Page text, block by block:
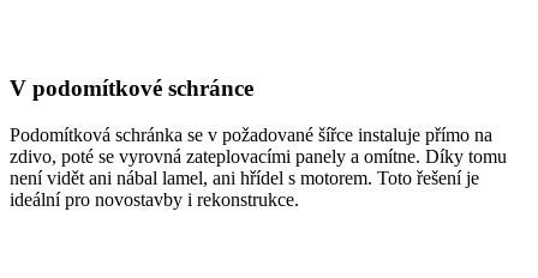
V podomítkové schránce
Podomítková schránka se v požadované šířce instaluje přímo na
zdivo, poté se vyrovná zateplovacími panely a omítne. Díky tomu
není vidět ani nábal lamel, ani hřídel s motorem. Toto řešení je
ideální pro novostavby i rekonstrukce.